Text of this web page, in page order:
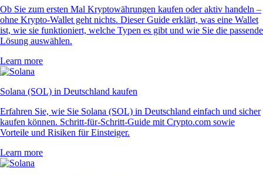
Ob Sie zum ersten Mal Kryptowährungen kaufen oder aktiv handeln –
ohne Krypto-Wallet geht nichts. Dieser Guide erklärt, was eine Wallet
ist, wie sie funktioniert, welche Typen es gibt und wie Sie die passende
Lösung auswählen.
Learn more
Solana (SOL) in Deutschland kaufen
Erfahren Sie, wie Sie Solana (SOL) in Deutschland einfach und sicher
kaufen können. Schritt-für-Schritt-Guide mit Crypto.com sowie
Vorteile und Risiken für Einsteiger.
Learn more